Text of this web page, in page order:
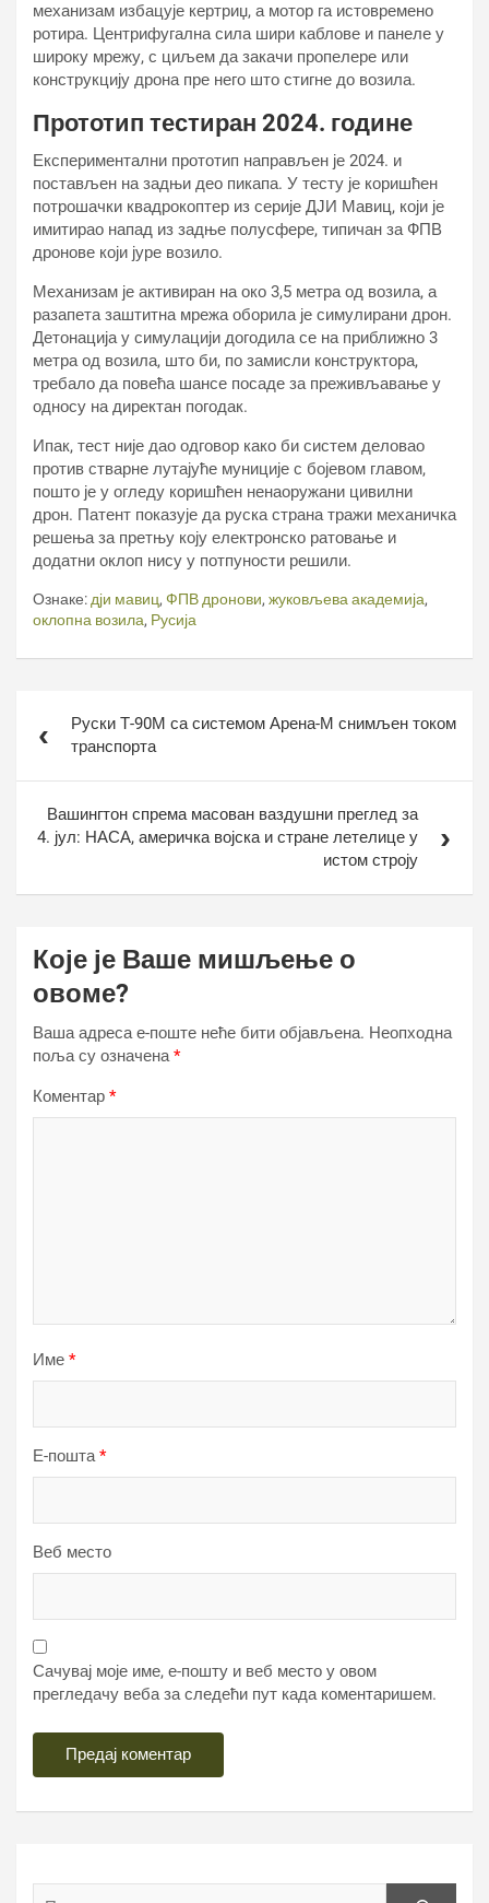
механизам избацује кертриџ, а мотор га истовремено
ротира. Центрифугална сила шири каблове и панеле у
широку мрежу, с циљем да закачи пропелере или
конструкцију дрона пре него што стигне до возила.
Прототип тестиран 2024. године
Експериментални прототип направљен је 2024. и
постављен на задњи део пикапа. У тесту је коришћен
потрошачки квадрокоптер из серије ДЈИ Мавиц, који је
имитирао напад из задње полусфере, типичан за ФПВ
дронове који јуре возило.
Механизам је активиран на око 3,5 метра од возила, а
разапета заштитна мрежа оборила је симулирани дрон.
Детонација у симулацији догодила се на приближно 3
метра од возила, што би, по замисли конструктора,
требало да повећа шансе посаде за преживљавање у
односу на директан погодак.
Ипак, тест није дао одговор како би систем деловао
против стварне лутајуће муниције с бојевом главом,
пошто је у огледу коришћен ненаоружани цивилни
дрон. Патент показује да руска страна тражи механичка
решења за претњу коју електронско ратовање и
додатни оклоп нису у потпуности решили.
Ознаке: дји мавиц, ФПВ дронови, жуковљева академија,
оклопна возила, Русија
чланкаРуски Т-90М са системом Арена-М снимљен током
транспорта
Вашингтон спрема масован ваздушни преглед за
4. јул: НАСА, америчка војска и стране летелице у
истом строју
Које је Ваше мишљење о
овоме?
Ваша адреса е-поште неће бити објављена. Неопходна
поља су означена*
Коментар *
Име *
Е-пошта*
Веб место
Сачувај моје име, е-пошту и веб место у овом
прегледачу веба за следећи пут када коментаришем.